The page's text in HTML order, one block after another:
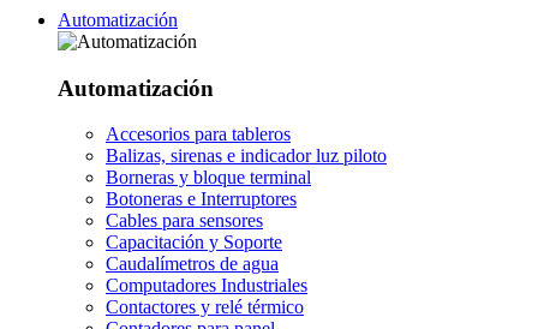
Automatización
Automatización
Accesorios para tableros
Balizas, sirenas e indicador luz piloto
Borneras y bloque terminal
Botoneras e Interruptores
Cables para sensores
Capacitación y Soporte
Caudalímetros de agua
Computadores Industriales
Contactores y relé térmico